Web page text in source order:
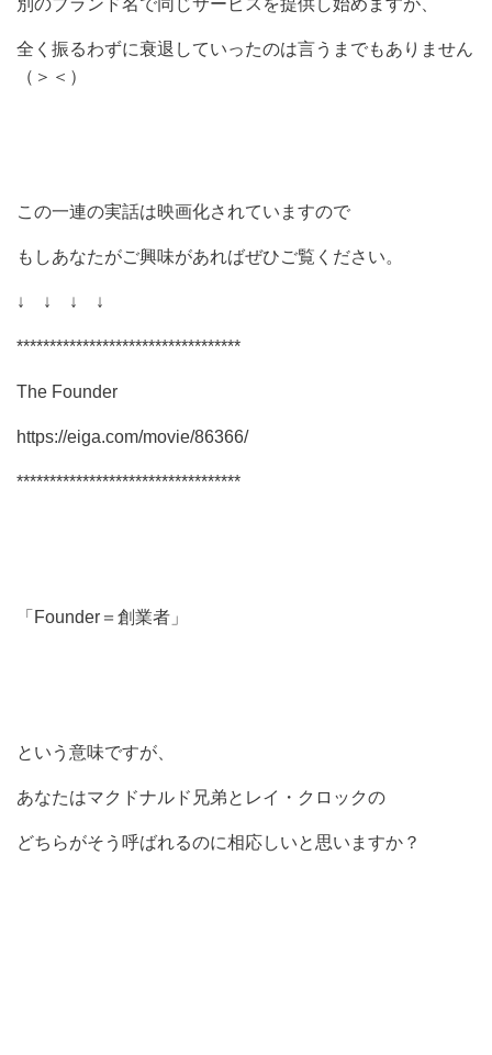
別のブランド名で同じサービスを提供し始めますが、
全く振るわずに衰退していったのは言うまでもありません
（＞＜）
この一連の実話は映画化されていますので
もしあなたがご興味があればぜひご覧ください。
↓ ↓ ↓ ↓
**********************************
The Founder
https://eiga.com/movie/86366/
**********************************
「Founder＝創業者」
という意味ですが、
あなたはマクドナルド兄弟とレイ・クロックの
どちらがそう呼ばれるのに相応しいと思いますか？